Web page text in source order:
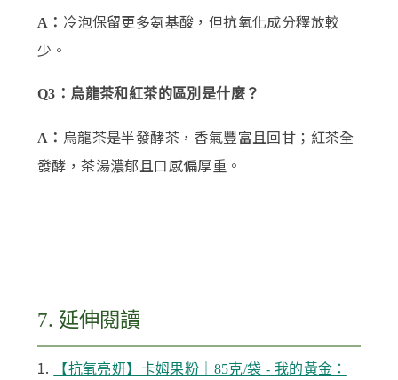
A： 冷泡保留更多氨基酸，但抗氧化成分釋放較
少。
Q3：烏龍茶和紅茶的區別是什麼？
A： 烏龍茶是半發酵茶，香氣豐富且回甘；紅茶全
發酵，茶湯濃郁且口感偏厚重。
7. 延伸閱讀
1.
【抗氧亮妍】卡姆果粉｜85克/袋 - 我的黃金：